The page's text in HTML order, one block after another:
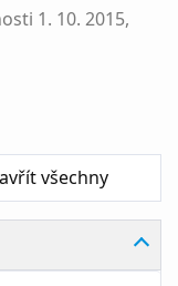
1. 10. 2015,
všechny